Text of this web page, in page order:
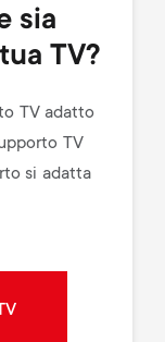
sia
TV?
TV adatto
TV
si adatta